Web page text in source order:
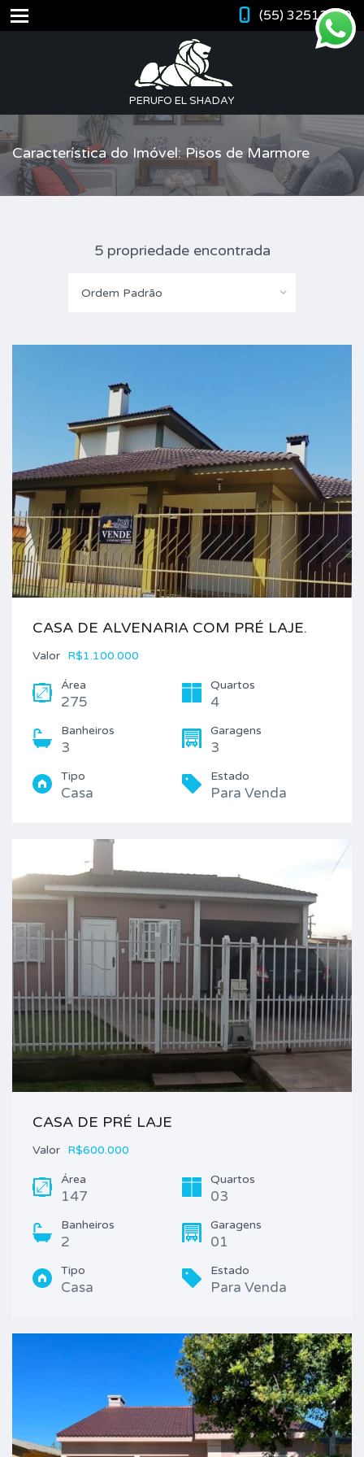
(55) 32512420
PERUFO EL SHADAY
Característica do Imóvel: Pisos de Marmore
5 propriedade encontrada
Ordem Padrão
CASA DE ALVENARIA COM PRÉ LAJE.
Valor R$1.100.000
Área
275
Quartos
4
Banheiros
3
Garagens
3
Tipo
Casa
Estado
Para Venda
CASA DE PRÉ LAJE
Valor R$600.000
Área
147
Quartos
03
Banheiros
2
Garagens
01
Tipo
Casa
Estado
Para Venda